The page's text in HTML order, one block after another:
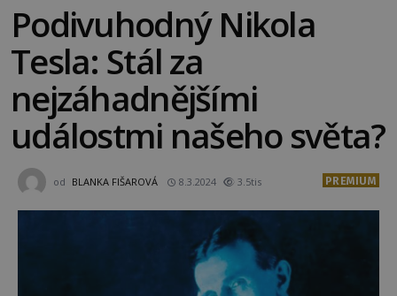
Podivuhodný Nikola
Tesla: Stál za
nejzáhadnějšími
událostmi našeho světa?
od BLANKA FIŠAROVÁ 8.3.2024 3.5tis PREMIUM